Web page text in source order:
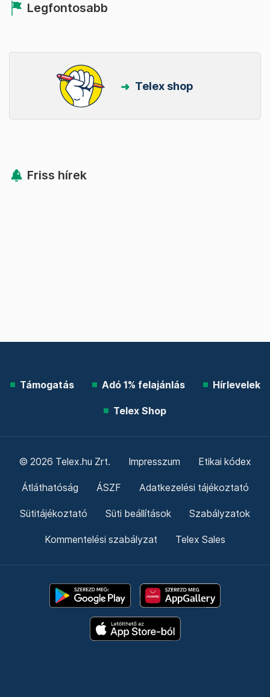
Legfontosabb
Telex shop
Friss hírek
Támogatás Adó 1% felajánlás Hírlevelek
Telex Shop
© 2026 Telex.hu Zrt. Impresszum Etikai kódex
Átláthatóság ÁSZF Adatkezelési tájékoztató
Sütitájékoztató Süti beállítások Szabályzatok
Kommentelési szabályzat Telex Sales